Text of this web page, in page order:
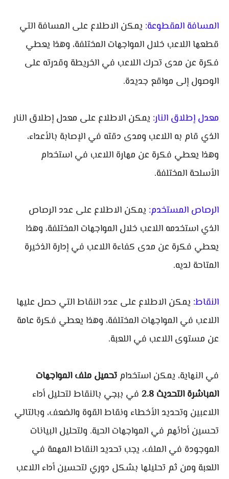
المسافة المقطوعة: يمكن الاطلاع على المسافة التي
قطعها اللاعب خلال المواجهات المختلفة، وهذا يعطي
فكرة عن مدى تحرك اللاعب في الخريطة وقدرته على
الوصول إلى مواقع جديدة.
معدل إطلاق النار: يمكن الاطلاع على معدل إطلاق النار
الذي قام به اللاعب ومدى دقته في الإصابة بالأعداء،
وهذا يعطي فكرة عن مهارة اللاعب في استخدام
الأسلحة المختلفة.
الرصاص المستخدم: يمكن الاطلاع على عدد الرصاص
الذي استخدمه اللاعب خلال المواجهات المختلفة، وهذا
يعطي فكرة عن مدى كفاءة اللاعب في إدارة الذخيرة
المتاحة لديه.
النقاط: يمكن الاطلاع على عدد النقاط التي حصل عليها
اللاعب في المواجهات المختلفة، وهذا يعطي فكرة عامة
عن مستوى اللاعب في اللعبة.
في النهاية، يمكن استخدام تحميل ملف المواجهات
المباشرة التحديث 2.8
في ببجي بالنقاط لتحليل أداء
اللاعبين وتحديد الأخطاء ونقاط القوة والضعف، وبالتالي
تحسين أدائهم في المواجهات الحية. ولتحليل البيانات
الموجودة في الملف، يجب تحديد النقاط المهمة في
اللعبة ومن ثم تحليلها بشكل دوري لتحسين أداء اللاعب